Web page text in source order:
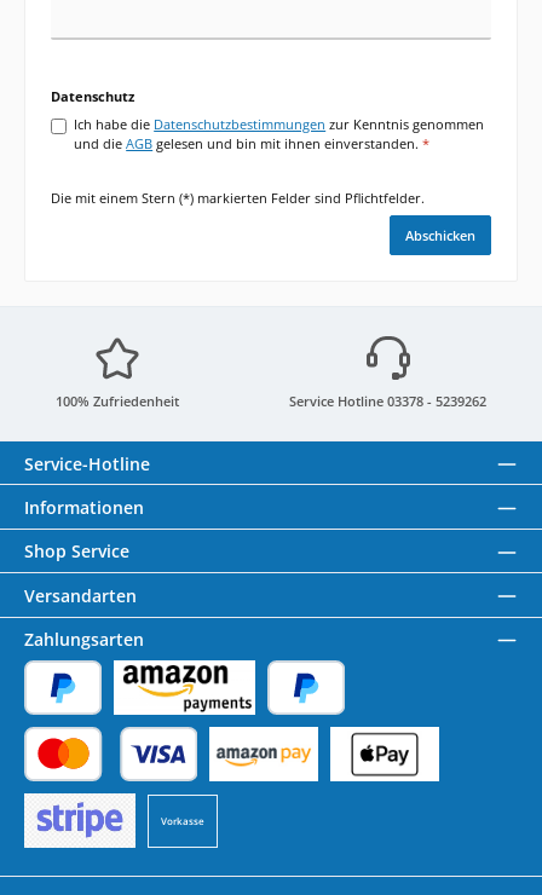
Datenschutz
Ich habe die Datenschutzbestimmungen zur Kenntnis genommen
und dieAGB gelesen und bin mit ihnen einverstanden.*
Die mit einem Stern (*) markierten Felder sind Pflichtfelder.
Abschicken
100% Zufriedenheit Service Hotline 03378 - 5239262
Service-Hotline
Informationen
Shop Service
Versandarten
Zahlungsarten
PayPal Amazon Pay Später Bezahlen
Kredit- oder Debitkarte
Vorkasse
Benutzerdefiniertes Bild 1